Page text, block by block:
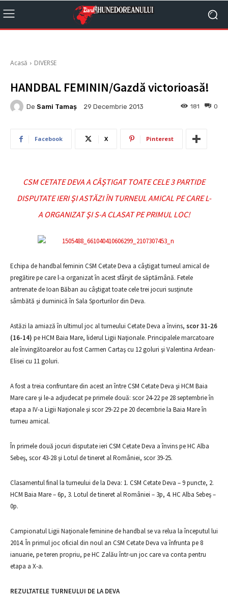
Acasă DIVERSE
HANDBAL FEMININ/Gazdă victorioasă!
De Sami Tamaş 29 Decembrie 2013 0
181
Facebook X Pinterest
CSM CETATE DEVA A CÂŞTIGAT TOATE CELE 3 PARTIDE
DISPUTATE IERI ŞI ASTĂZI ÎN TURNEUL AMICAL PE CARE L-
A ORGANIZAT ŞI S-A CLASAT PE PRIMUL LOC!
Echipa de handbal feminin CSM Cetate Deva a câştigat turneul amical de
pregătire pe care l-a organizat în acest sfârşit de săptămână. Fetele
antrenate de Ioan Băban au câştigat toate cele trei jocuri susţinute
sâmbătă şi duminică în Sala Sporturilor din Deva.
Astăzi la amiază în ultimul joc al turneului Cetate Deva a învins, scor 31-26
(16-14) pe HCM Baia Mare, liderul Ligii Naţionale. Principalele marcatoare
ale învingătoarelor au fost Carmen Cartaş cu 12 goluri şi Valentina Ardean-
Elisei cu 11 goluri.
A fost a treia confruntare din acest an între CSM Cetate Deva şi HCM Baia
Mare care şi le-a adjudecat pe primele două: scor 24-22 pe 28 septembrie în
etapa a IV-a Ligii Naţionale şi scor 29-22 pe 20 decembrie la Baia Mare în
turneu amical.
În primele două jocuri disputate ieri CSM Cetate Deva a învins pe HC Alba
Sebeş, scor 43-28 şi Lotul de tineret al României, scor 39-25.
Clasamentul final la turneului de la Deva: 1. CSM Cetate Deva – 9 puncte, 2.
HCM Baia Mare – 6p, 3. Lotul de tineret al României – 3p, 4. HC Alba Sebeş –
0p.
Campionatul Ligii Naţionale feminine de handbal se va relua la începutul lui
2014. În primul joc oficial din noul an CSM Cetate Deva va înfrunta pe 8
ianuarie, pe teren propriu, pe HC Zalău într-un joc care va conta pentru
etapa a X-a.
REZULTATELE TURNEULUI DE LA DEVA